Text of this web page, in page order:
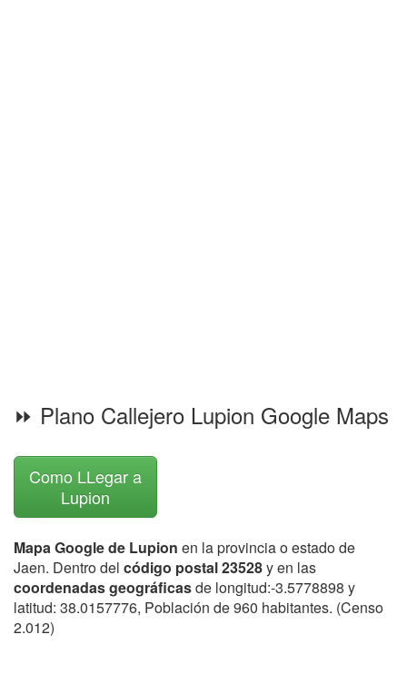
⏩ Plano Callejero Lupion Google Maps
Como LLegar a
Lupion
Mapa Google de Lupion en la provincia o estado de
Jaen. Dentro del código postal 23528y en las
coordenadas geográficasde longitud:-3.5778898 y
latitud: 38.0157776, Población de 960 habitantes. (Censo
2.012)